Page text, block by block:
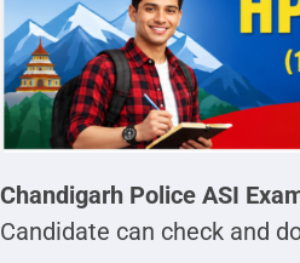
Chandigarh Police ASI
Candidate can check and